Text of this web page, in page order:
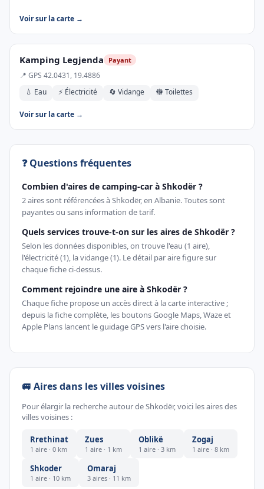
Voir sur la carte →
Kamping Legjenda Payant
📍 GPS 42.0431, 19.4886
💧 Eau
⚡ Électricité 🔄 Vidange 🚻 Toilettes
Voir sur la carte →
❓ Questions fréquentes
Combien d'aires de camping-car à Shkodër ?
2 aires sont référencées à Shkodër, en Albanie. Toutes sont
payantes ou sans information de tarif.
Quels services trouve-t-on sur les aires de Shkodër ?
Selon les données disponibles, on trouve l'eau (1 aire),
l'électricité (1), la vidange (1). Le détail par aire figure sur
chaque fiche ci-dessus.
Comment rejoindre une aire à Shkodër ?
Chaque fiche propose un accès direct à la carte interactive ;
depuis la fiche complète, les boutons Google Maps, Waze et
Apple Plans lancent le guidage GPS vers l'aire choisie.
🚐 Aires dans les villes voisines
Pour élargir la recherche autour de Shkodër, voici les aires des
villes voisines :
Rrethinat
1 aire · 0 km
Zues
1 aire · 1 km
Oblikë
1 aire · 3 km
Zogaj
1 aire · 8 km
Shkoder
1 aire · 10 km
Omaraj
3 aires · 11 km